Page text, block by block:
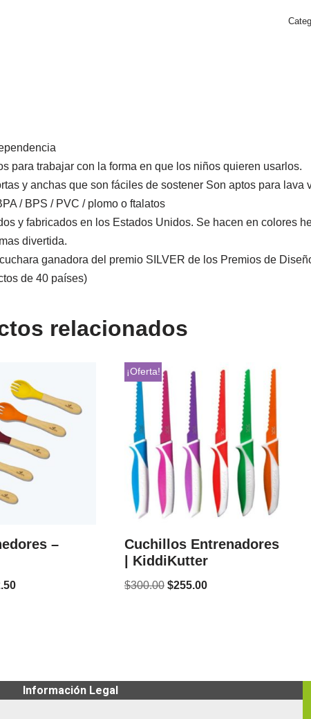
para trabajar con la forma en que los niños quieren usarlos.
y anchas que son fáciles de sostener Son aptos para lava
/ BPS / PVC / plomo o ftalatos
y fabricados en los Estados Unidos. Se hacen en colores
divertida.
ganadora del premio SILVER de los Premios de
de 40 países)
relacionados
–
¡Oferta!
Cuchillos Entrenadores
| KiddiKutter
$300.00 $255.00
Información Legal